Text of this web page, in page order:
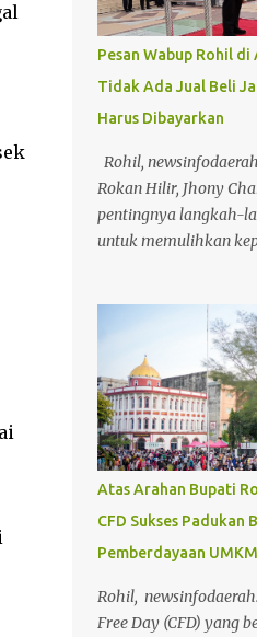
Pesan Wabup Rohil
Tidak Ada Jual Beli
Harus Dibayarkan
Rohil,
Rokan Hilir, Jhony
pentingnya langkah-
untuk memulihkan
dan kinerja Aparatur
ini disampaikannya
Pagi pada Kamis, (17/
arahannya, Wabup
kepercayaan
apabila ASN terus
nyaman yang
birokrasi feodal.
kinerja yang
birokratis harus
kenyamanan semu
Atas Arahan Bupati
CFD Sukses Padukan
Pemberdayaan UMKM
Rohil,
Free Day (CFD) yang